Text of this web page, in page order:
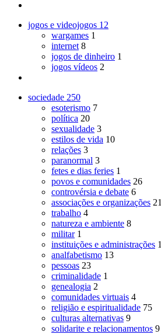
jogos e videojogos 12
wargames 1
internet 8
jogos de dinheiro 1
jogos vídeos 2
sociedade 250
esoterismo 7
política 20
sexualidade 3
estilos de vida 10
relações 3
paranormal 3
fetes e dias feries 1
povos e comunidades 26
controvérsia e debate 6
associações e organizações 21
trabalho 4
natureza e ambiente 8
militar 1
instituições e administrações 1
analfabetismo 13
pessoas 23
criminalidade 1
genealogia 2
comunidades virtuais 4
religião e espiritualidade 75
culturas alternativas 9
solidarite e relacionamentos 9